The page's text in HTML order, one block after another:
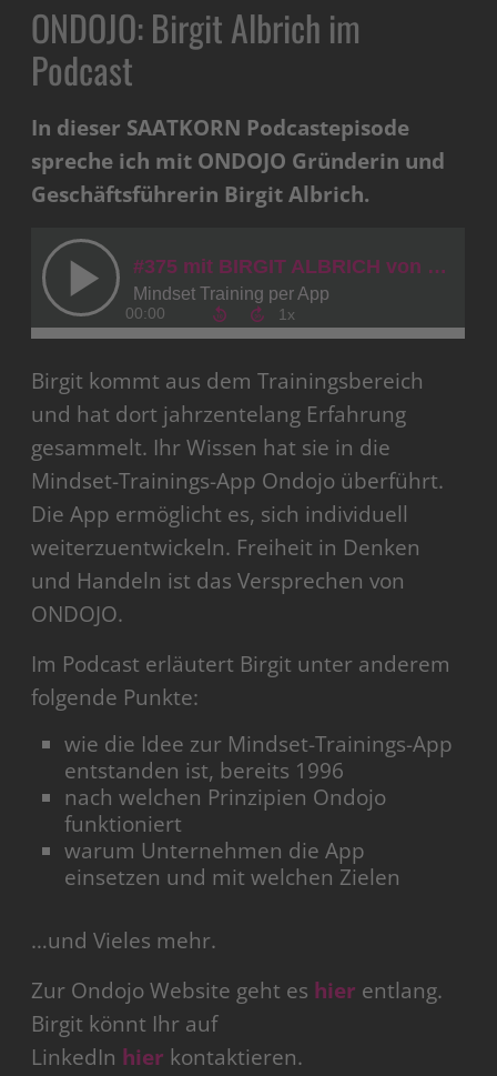
ONDOJO: Birgit Albrich im
Podcast
In dieser SAATKORN Podcastepisode
spreche ich mit ONDOJO Gründerin und
Geschäftsführerin Birgit Albrich.
Birgit kommt aus dem Trainingsbereich
und hat dort jahrzentelang Erfahrung
gesammelt. Ihr Wissen hat sie in die
Mindset-Trainings-App Ondojo überführt.
Die App ermöglicht es, sich individuell
weiterzuentwickeln. Freiheit in Denken
und Handeln ist das Versprechen von
ONDOJO.
Im Podcast erläutert Birgit unter anderem
folgende Punkte:
wie die Idee zur Mindset-Trainings-App
entstanden ist, bereits 1996
nach welchen Prinzipien Ondojo
funktioniert
warum Unternehmen die App
einsetzen und mit welchen Zielen
…und Vieles mehr.
Zur Ondojo Website geht es hier entlang.
Birgit könnt Ihr auf
LinkedIn hier kontaktieren.